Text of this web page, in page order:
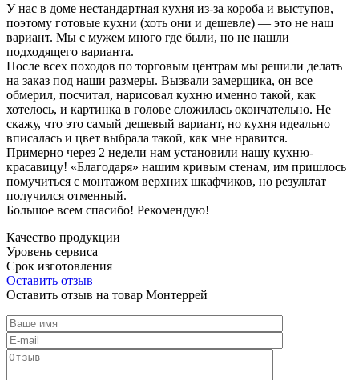
У нас в доме нестандартная кухня из-за короба и выступов,
поэтому готовые кухни (хоть они и дешевле) — это не наш
вариант. Мы с мужем много где были, но не нашли
подходящего варианта.
После всех походов по торговым центрам мы решили делать
на заказ под наши размеры. Вызвали замерщика, он все
обмерил, посчитал, нарисовал кухню именно такой, как
хотелось, и картинка в голове сложилась окончательно. Не
скажу, что это самый дешевый вариант, но кухня идеально
вписалась и цвет выбрала такой, как мне нравится.
Примерно через 2 недели нам установили нашу кухню-
красавицу! «Благодаря» нашим кривым стенам, им пришлось
помучиться с монтажом верхних шкафчиков, но результат
получился отменный.
Большое всем спасибо! Рекомендую!
Качество продукции
Уровень сервиса
Срок изготовления
Оставить отзыв
Оставить отзыв на товар Монтеррей